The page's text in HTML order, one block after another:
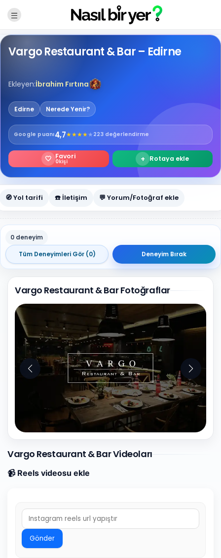
Vargo Restaurant & Bar – Edirne
Ekleyen:İbrahim Fırtına
Edirne Nerede Yenir?
Google puanı4,7★★★★★ 223 değerlendirme
🤍 Favori
0kişi + Rotaya ekle
🧭 Yol tarifi ☎️ İletişim 💬 Yorum/Fotoğraf ekle
0 deneyim
Tüm Deneyimleri Gör (0)
Deneyim Bırak
Vargo Restaurant & Bar Fotoğraflar
10Fotoğraf
Vargo Restaurant & Bar Videoları
📹 Reels videosu ekle
Gönder